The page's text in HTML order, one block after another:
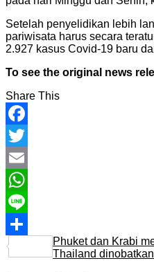
Setelah penyelidikan lebih
pariwisata harus secara
2.927 kasus Covid-19 baru
To see the original news
Share This
Facebook
Twitter
Email
WhatsApp
Line
Share
Phuket dan Krabi
Thailand